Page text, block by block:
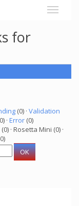
for
(0) · Validation
· Error (0)
(0) · Rosetta Mini (0) ·